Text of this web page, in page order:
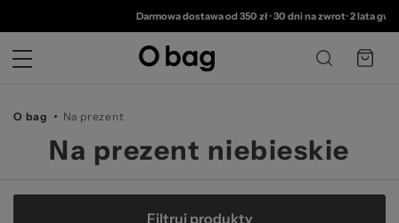
Darmowa dostawa od 350 zł•30 dni na zwrot•2 lata
O bag Na prezent
Na prezent niebieskie
Filtruj produkty